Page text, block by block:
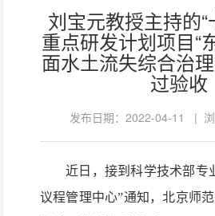
刘宝元教授主持的“
重点研发计划项目“
面水土流失综合治
过验收
发布日期：2022-04-11 | 浏
近日 ， 接到科学技术部专
议程管理中心”通知，北京师